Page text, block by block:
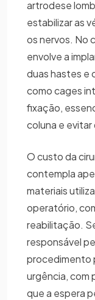
artrodese
estabilizar as
os nervos. No
envolve a
duas hastes e
como cages
fixação,
coluna e evitar
O custo da
contempla
materiais
operatório,
reabilitação.
responsável
procedimento
urgência, com
que a espera